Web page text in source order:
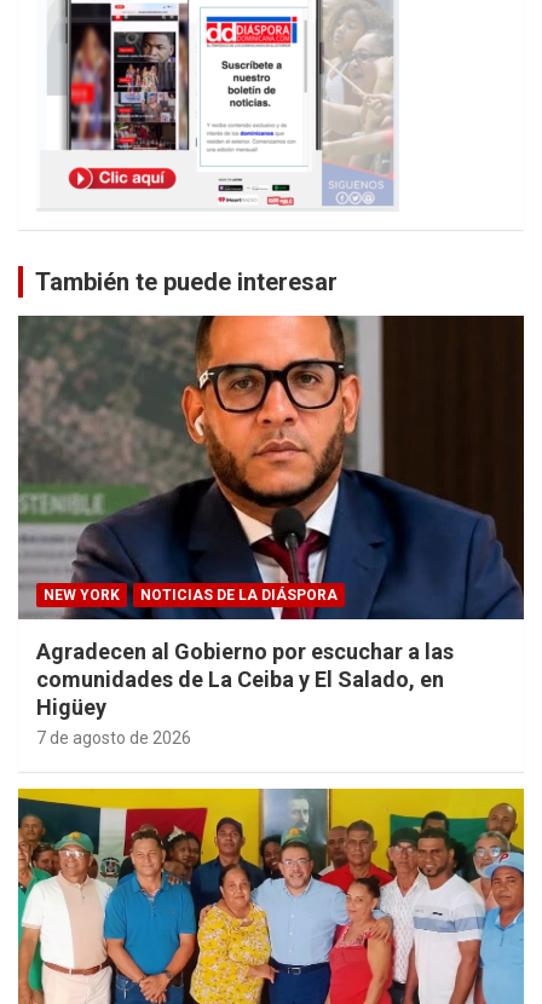
También te puede interesar
NEW YORK NOTICIAS DE LA DIÁSPORA
Agradecen al Gobierno por escuchar a las
comunidades de La Ceiba y El Salado, en
Higüey
7 de agosto de 2026